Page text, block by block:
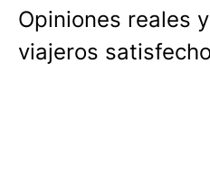
Opiniones reales
viajeros